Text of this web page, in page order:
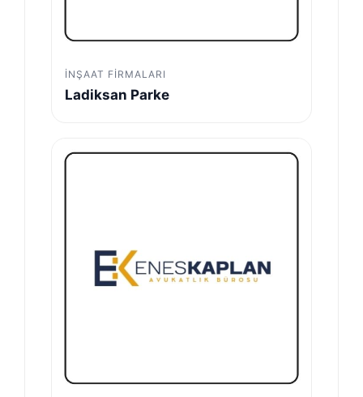
İNŞAAT FIRMALARI
Ladiksan Parke